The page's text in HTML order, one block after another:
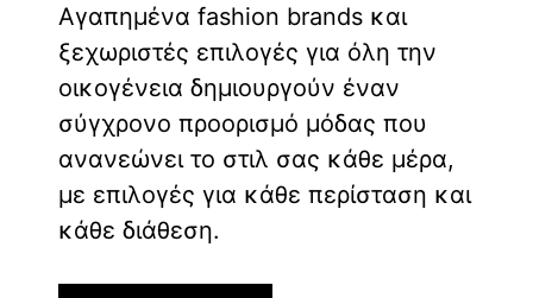
Αγαπημένα fashion brands και
ξεχωριστές επιλογές για όλη την
οικογένεια δημιουργούν έναν
σύγχρονο προορισμό μόδας που
ανανεώνει το στιλ σας κάθε μέρα,
με επιλογές για κάθε περίσταση και
κάθε διάθεση.